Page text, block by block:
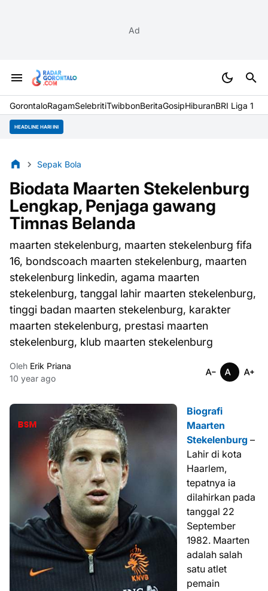
Ad
GorontaloRagamSelebritiTwibbonBeritaGosipHiburanBRI Liga 1
HEADLINE HARI INI
Sepak Bola
Biodata Maarten Stekelenburg
Lengkap, Penjaga gawang
Timnas Belanda
maarten stekelenburg, maarten stekelenburg fifa
16, bondscoach maarten stekelenburg, maarten
stekelenburg linkedin, agama maarten
stekelenburg, tanggal lahir maarten stekelenburg,
tinggi badan maarten stekelenburg, karakter
maarten stekelenburg, prestasi maarten
stekelenburg, klub maarten stekelenburg
Oleh Erik Priana
10 year ago
Biografi
Maarten
Stekelenburg –
Lahir di kota
Haarlem,
tepatnya ia
dilahirkan pada
tanggal 22
September
1982. Maarten
adalah salah
satu atlet
pemain